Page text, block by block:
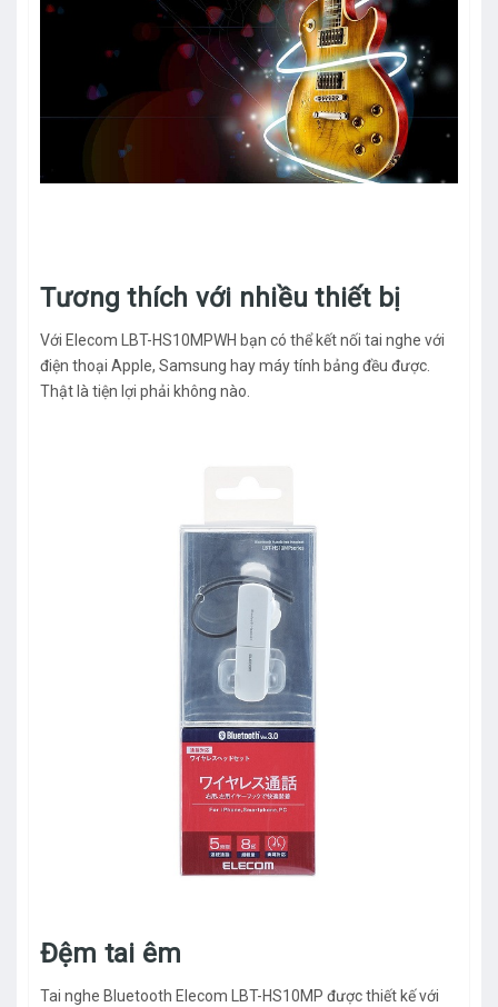
Tương thích với nhiều thiết bị
Với Elecom LBT-HS10MPWH bạn có thể kết nối tai nghe với
điện thoại Apple, Samsung hay máy tính bảng đều được.
Thật là tiện lợi phải không nào.
Đệm tai êm
Tai nghe Bluetooth Elecom LBT-HS10MP được thiết kế với